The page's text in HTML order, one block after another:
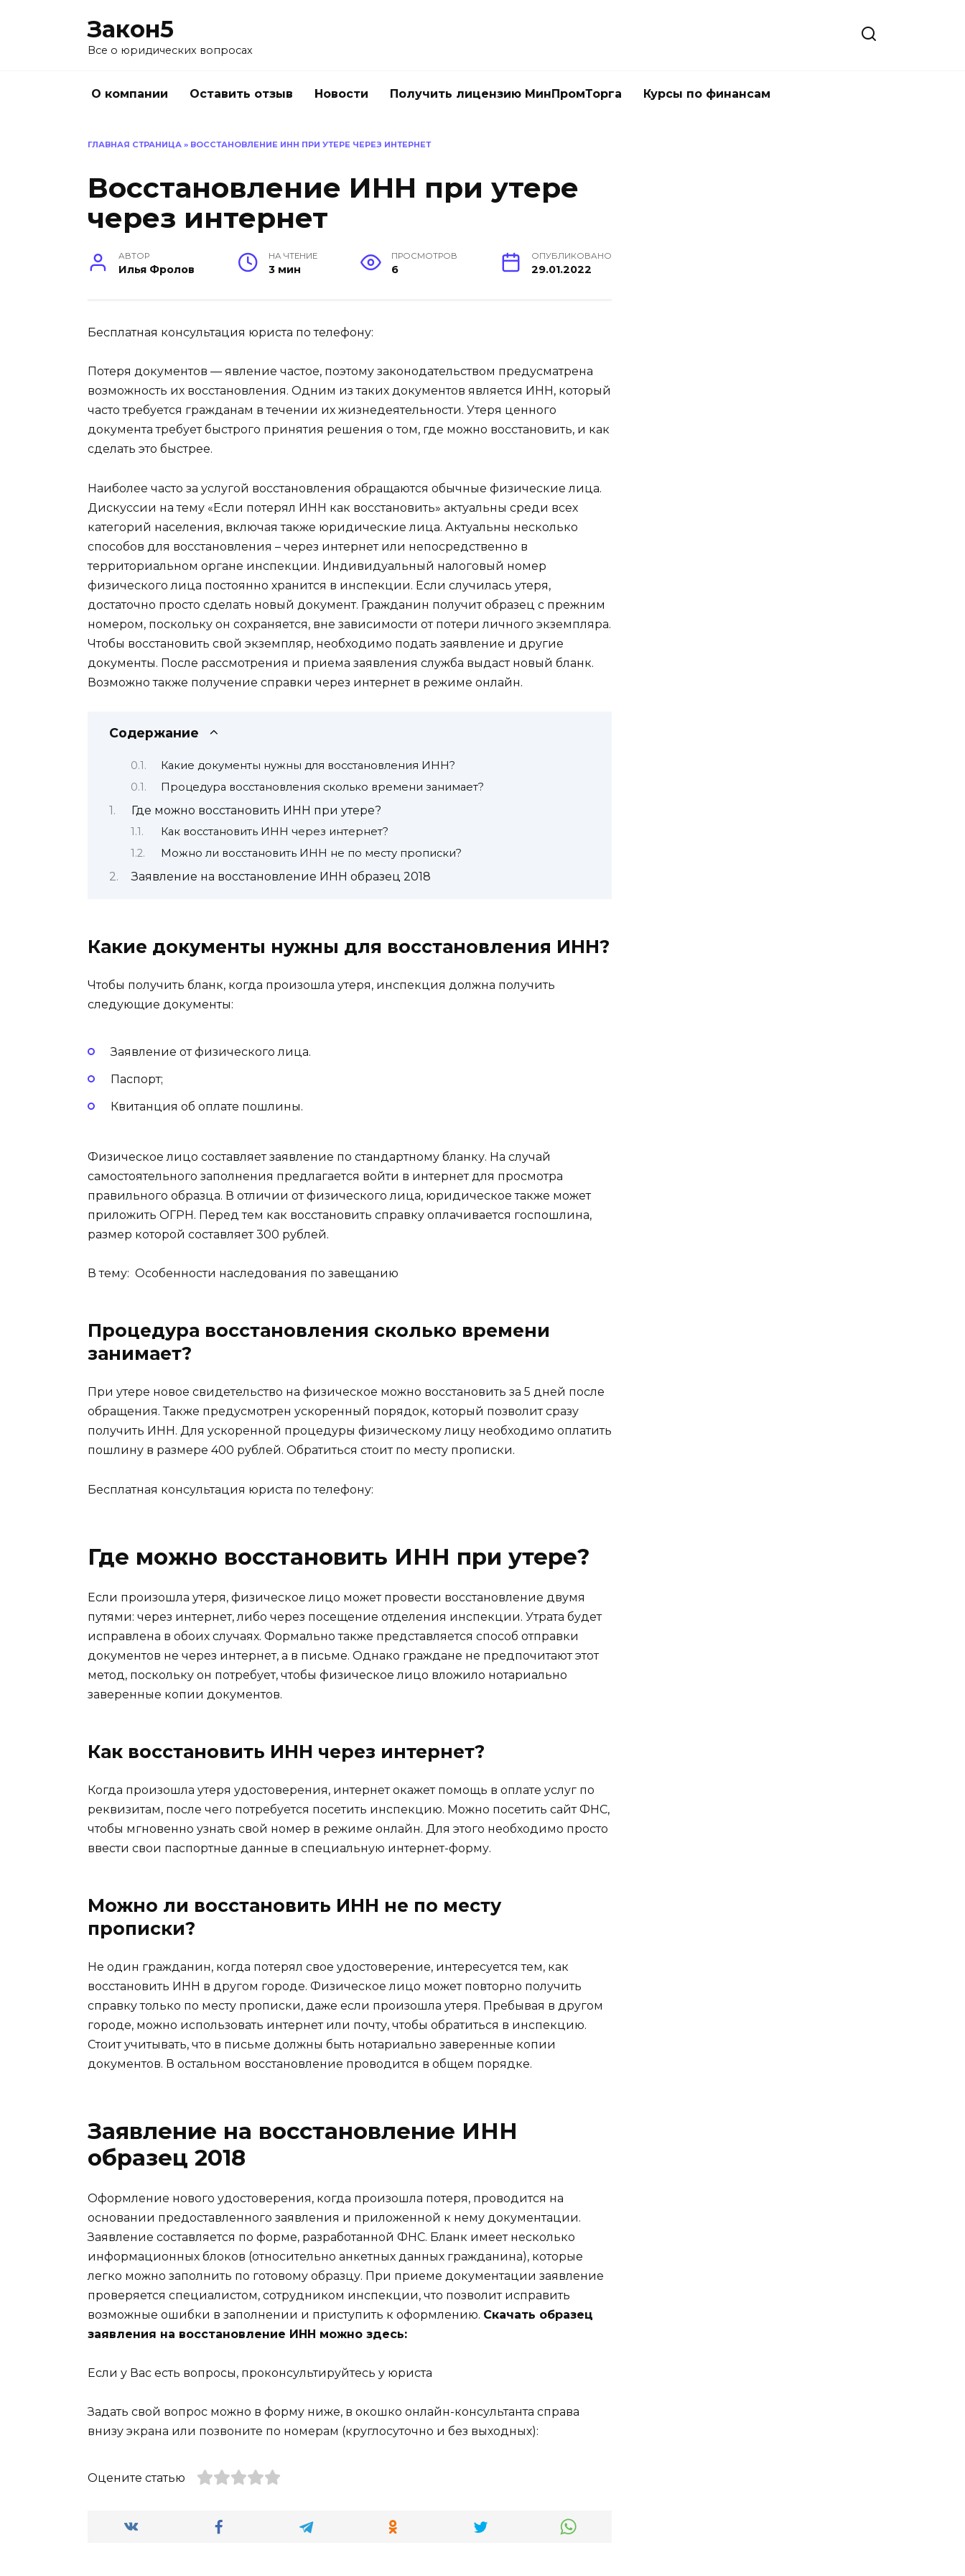
Закон5
Все о юридических вопросах
О компании Оставить отзыв Новости Получить лицензию МинПромТорга Курсы по финансам
ГЛАВНАЯ СТРАНИЦА » ВОССТАНОВЛЕНИЕ ИНН ПРИ УТЕРЕ ЧЕРЕЗ ИНТЕРНЕТ
Восстановление ИНН при утере
через интернет
АВТОР
Илья Фролов
НА ЧТЕНИЕ
3 мин
ПРОСМОТРОВ
6
ОПУБЛИКОВАНО
29.01.2022
Бесплатная консультация юриста по телефону:
Потеря документов — явление частое, поэтому законодательством предусматрена
возможность их восстановления. Одним из таких документов является ИНН, который
часто требуется гражданам в течении их жизнедеятельности. Утеря ценного
документа требует быстрого принятия решения о том, где можно восстановить, и как
сделать это быстрее.
Наиболее часто за услугой восстановления обращаются обычные физические лица.
Дискуссии на тему «Если потерял ИНН как восстановить» актуальны среди всех
категорий населения, включая также юридические лица. Актуальны несколько
способов для восстановления – через интернет или непосредственно в
территориальном органе инспекции. Индивидуальный налоговый номер
физического лица постоянно хранится в инспекции. Если случилась утеря,
достаточно просто сделать новый документ. Гражданин получит образец с прежним
номером, поскольку он сохраняется, вне зависимости от потери личного экземпляра.
Чтобы восстановить свой экземпляр, необходимо подать заявление и другие
документы. После рассмотрения и приема заявления служба выдаст новый бланк.
Возможно также получение справки через интернет в режиме онлайн.
Содержание
Какие документы нужны для восстановления ИНН?
Процедура восстановления сколько времени занимает?
Где можно восстановить ИНН при утере?
Как восстановить ИНН через интернет?
Можно ли восстановить ИНН не по месту прописки?
Заявление на восстановление ИНН образец 2018
Какие документы нужны для восстановления ИНН?
Чтобы получить бланк, когда произошла утеря, инспекция должна получить
следующие документы:
Заявление от физического лица.
Паспорт;
Квитанция об оплате пошлины.
Физическое лицо составляет заявление по стандартному бланку. На случай
самостоятельного заполнения предлагается войти в интернет для просмотра
правильного образца. В отличии от физического лица, юридическое также может
приложить ОГРН. Перед тем как восстановить справку оплачивается госпошлина,
размер которой составляет 300 рублей.
В тему: Особенности наследования по завещанию
Процедура восстановления сколько времени
занимает?
При утере новое свидетельство на физическое можно восстановить за 5 дней после
обращения. Также предусмотрен ускоренный порядок, который позволит сразу
получить ИНН. Для ускоренной процедуры физическому лицу необходимо оплатить
пошлину в размере 400 рублей. Обратиться стоит по месту прописки.
Бесплатная консультация юриста по телефону:
Где можно восстановить ИНН при утере?
Если произошла утеря, физическое лицо может провести восстановление двумя
путями: через интернет, либо через посещение отделения инспекции. Утрата будет
исправлена в обоих случаях. Формально также представляется способ отправки
документов не через интернет, а в письме. Однако граждане не предпочитают этот
метод, поскольку он потребует, чтобы физическое лицо вложило нотариально
заверенные копии документов.
Как восстановить ИНН через интернет?
Когда произошла утеря удостоверения, интернет окажет помощь в оплате услуг по
реквизитам, после чего потребуется посетить инспекцию. Можно посетить сайт ФНС,
чтобы мгновенно узнать свой номер в режиме онлайн. Для этого необходимо просто
ввести свои паспортные данные в специальную интернет-форму.
Можно ли восстановить ИНН не по месту
прописки?
Не один гражданин, когда потерял свое удостоверение, интересуется тем, как
восстановить ИНН в другом городе. Физическое лицо может повторно получить
справку только по месту прописки, даже если произошла утеря. Пребывая в другом
городе, можно использовать интернет или почту, чтобы обратиться в инспекцию.
Стоит учитывать, что в письме должны быть нотариально заверенные копии
документов. В остальном восстановление проводится в общем порядке.
Заявление на восстановление ИНН
образец 2018
Оформление нового удостоверения, когда произошла потеря, проводится на
основании предоставленного заявления и приложенной к нему документации.
Заявление составляется по форме, разработанной ФНС. Бланк имеет несколько
информационных блоков (относительно анкетных данных гражданина), которые
легко можно заполнить по готовому образцу. При приеме документации заявление
проверяется специалистом, сотрудником инспекции, что позволит исправить
возможные ошибки в заполнении и приступить к оформлению. Скачать образец
заявления на восстановление ИНН можно здесь:
Если у Вас есть вопросы, проконсультируйтесь у юриста
Задать свой вопрос можно в форму ниже, в окошко онлайн-консультанта справа
внизу экрана или позвоните по номерам (круглосуточно и без выходных):
Оцените статью